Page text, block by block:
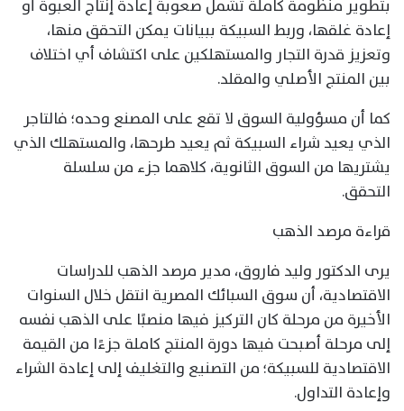
بتطوير منظومة كاملة تشمل صعوبة إعادة إنتاج العبوة أو
إعادة غلقها، وربط السبيكة ببيانات يمكن التحقق منها،
وتعزيز قدرة التجار والمستهلكين على اكتشاف أي اختلاف
بين المنتج الأصلي والمقلد.
كما أن مسؤولية السوق لا تقع على المصنع وحده؛ فالتاجر
الذي يعيد شراء السبيكة ثم يعيد طرحها، والمستهلك الذي
يشتريها من السوق الثانوية، كلاهما جزء من سلسلة
التحقق.
قراءة مرصد الذهب
يرى الدكتور وليد فاروق، مدير مرصد الذهب للدراسات
الاقتصادية، أن سوق السبائك المصرية انتقل خلال السنوات
الأخيرة من مرحلة كان التركيز فيها منصبًا على الذهب نفسه
إلى مرحلة أصبحت فيها دورة المنتج كاملة جزءًا من القيمة
الاقتصادية للسبيكة؛ من التصنيع والتغليف إلى إعادة الشراء
وإعادة التداول.